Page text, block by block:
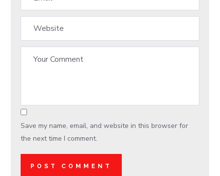
Save my name, email, and website in this browser for
the next time I comment.